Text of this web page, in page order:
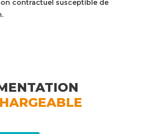
contractuel susceptible de